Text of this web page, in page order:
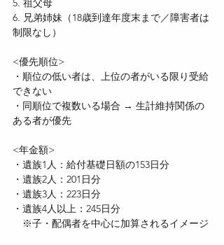
6. 兄弟姉妹（18歳到達年度末まで／障害者は
制限なし）
<優先順位>
・順位の低い者は、上位の者がいる限り受給
できない
・同順位で複数いる場合 → 生計維持関係の
ある者が優先
<年金額>
・遺族1人：給付基礎日額の153日分
・遺族2人：201日分
・遺族3人：223日分
・遺族4人以上：245日分
※子・配偶者を中心に加算されるイメージ